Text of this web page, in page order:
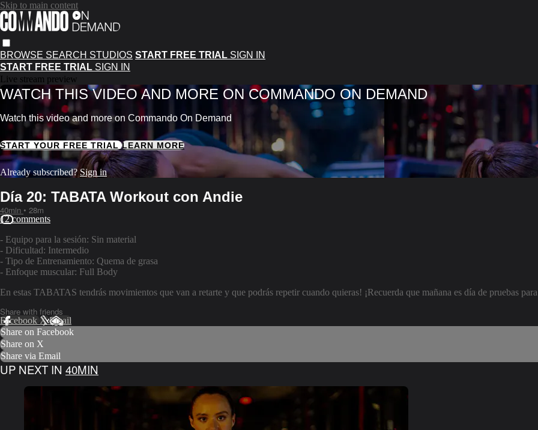
Skip to main content
BROWSE SEARCH STUDIOS START FREE TRIAL SIGN IN
START FREE TRIAL SIGN IN
Live stream preview
WATCH THIS VIDEO AND MORE ON COMMANDO ON DEMAND
Watch this video and more on Commando On Demand
START YOUR FREE TRIALLEARN MORE
Already subscribed? Sign in
Día 20: TABATA Workout con Andie
40min • 28m
12 comments
- Equipo para la sesión: Sin material
- Dificultad: Intermedio
- Tipo de Entrenamiento: Quema de grasa
- Enfoque muscular: Full Body
En estas TABATAS tendrás movimientos que van a retarte y que podrás repetir cuando quieras! ¡Recuerda que mañana es día de pruebas
Share with friends
Facebook XEmail
Share on Facebook
Share on X
Share via Email
UP NEXT IN 40MIN